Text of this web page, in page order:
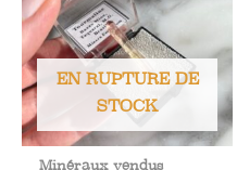
EN RUPTURE DE
STOCK
Minéraux vendus